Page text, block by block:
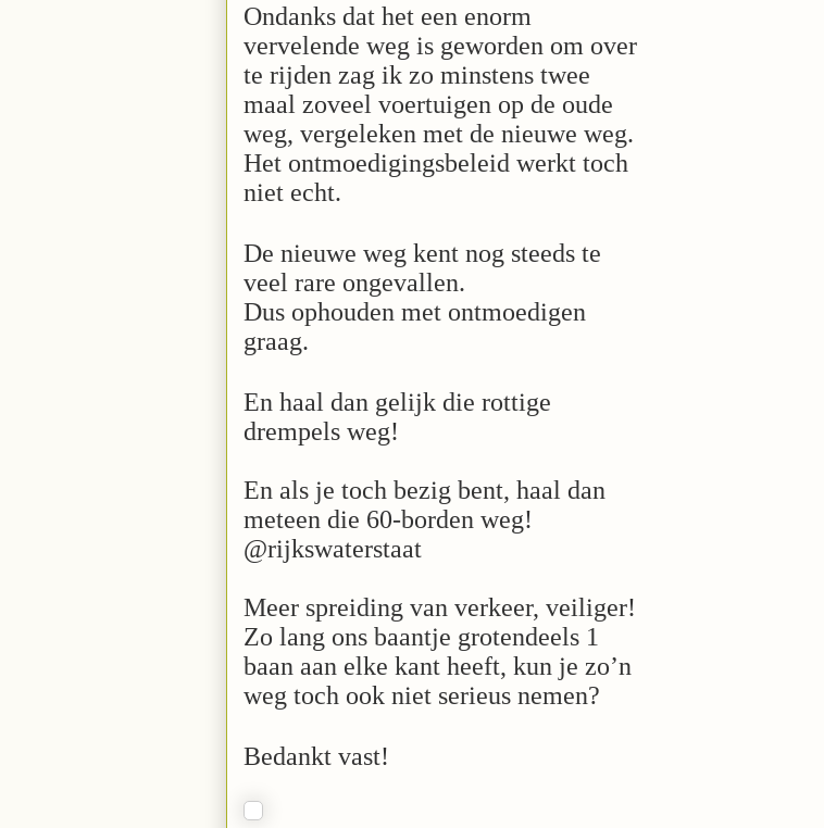
Ondanks dat het een enorm
vervelende weg is geworden om over
te rijden zag ik zo minstens twee
maal zoveel voertuigen op de oude
weg, vergeleken met de nieuwe weg.
Het ontmoedigingsbeleid werkt toch
niet echt.
De nieuwe weg kent nog steeds te
veel rare ongevallen.
Dus ophouden met ontmoedigen
graag.
En haal dan gelijk die rottige
drempels weg!
En als je toch bezig bent, haal dan
meteen die 60-borden weg!
@rijkswaterstaat
Meer spreiding van verkeer, veiliger!
Zo lang ons baantje grotendeels 1
baan aan elke kant heeft, kun je zo’n
weg toch ook niet serieus nemen?
Bedankt vast!